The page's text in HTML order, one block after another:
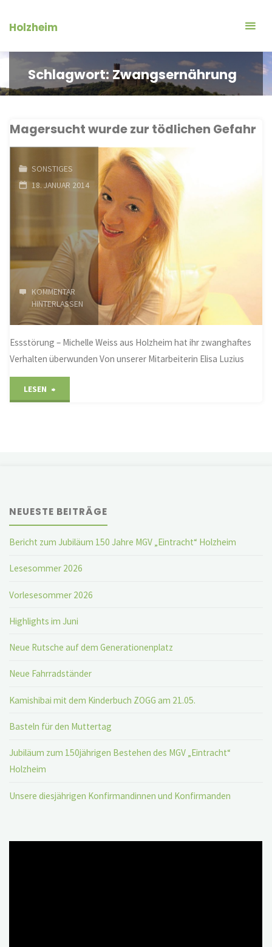
InhaltHolzheim
Schlagwort:Zwangsernährung
Magersucht wurde zur tödlichen Gefahr
SONSTIGES
18. JANUAR 2014
KOMMENTAR
HINTERLASSEN
Essstörung – Michelle Weiss aus Holzheim hat ihr zwanghaftes
Verhalten überwunden Von unserer Mitarbeiterin Elisa Luzius
LESEN
NEUESTE BEITRÄGE
Bericht zum Jubiläum 150 Jahre MGV „Eintracht“ Holzheim
Lesesommer 2026
Vorlesesommer 2026
Highlights im Juni
Neue Rutsche auf dem Generationenplatz
Neue Fahrradständer
Kamishibai mit dem Kinderbuch ZOGG am 21.05.
Basteln für den Muttertag
Jubiläum zum 150jährigen Bestehen des MGV „Eintracht“
Holzheim
Unsere diesjährigen Konfirmandinnen und Konfirmanden